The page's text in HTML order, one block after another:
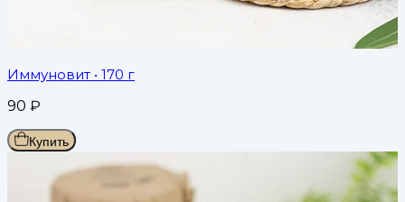
Иммуновит • 170 г
90 ₽
Купить